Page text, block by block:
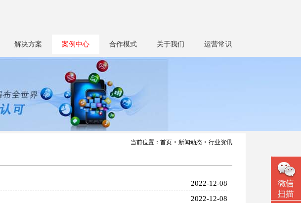
解决方案 案例中心 合作模式 关于我们 运营常识
当前位置： 首页 > 新闻动态 > 行业资讯
2022-12-08
2022-12-08